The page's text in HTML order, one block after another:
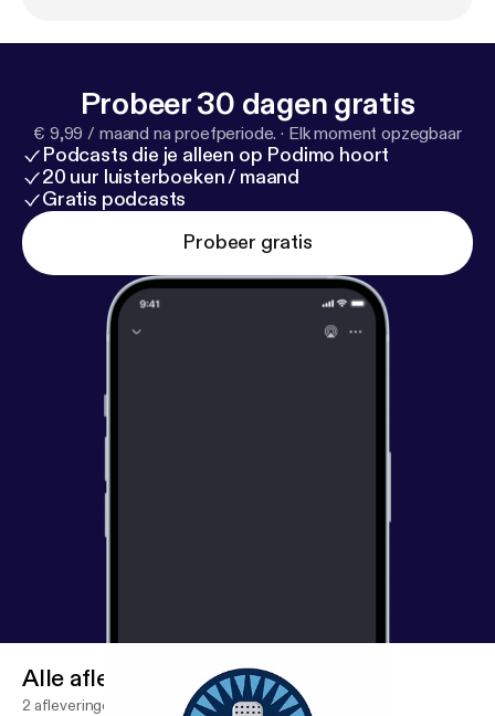
Probeer 30 dagen gratis
€ 9,99 / maand na proefperiode. · Elk moment opzegbaar
Podcasts die je alleen op Podimo hoort
20 uur luisterboeken / maand
Gratis podcasts
Probeer gratis
Alle afleveringen
2 afleveringen